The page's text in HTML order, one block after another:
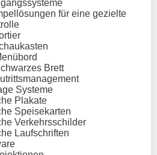
für eine gezielte
Brett
Systeme
Plakate
Speisekarten
Verkehrsschilder
Laufschriften